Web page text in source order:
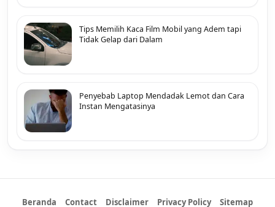
Tips Memilih Kaca Film Mobil yang Adem tapi
Tidak Gelap dari Dalam
Penyebab Laptop Mendadak Lemot dan Cara
Instan Mengatasinya
Beranda Contact Disclaimer Privacy Policy Sitemap